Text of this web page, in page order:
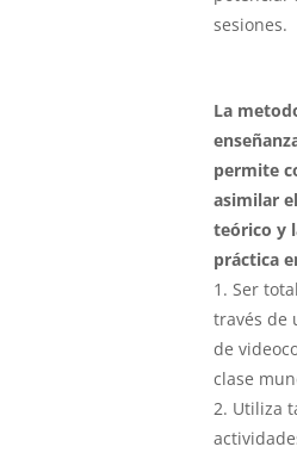
sesiones.
La
permite
asimilar
teórico y
práctica
1. Ser
través de
de
clase
2. Utiliza